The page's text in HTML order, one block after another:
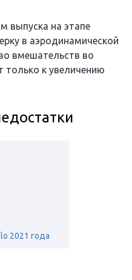
выпуска на этапе
в аэродинамической
вмешательств во
только к увеличению
2021 года